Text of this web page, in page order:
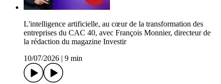
L'intelligence artificielle, au cœur de la transformation des
entreprises du CAC 40, avec François Monnier, directeur de
la rédaction du magazine Investir
10/07/2026
9 min